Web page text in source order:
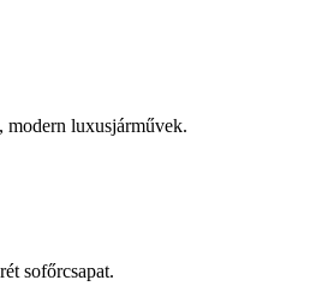
modern luxusjárművek.
sofőrcsapat.